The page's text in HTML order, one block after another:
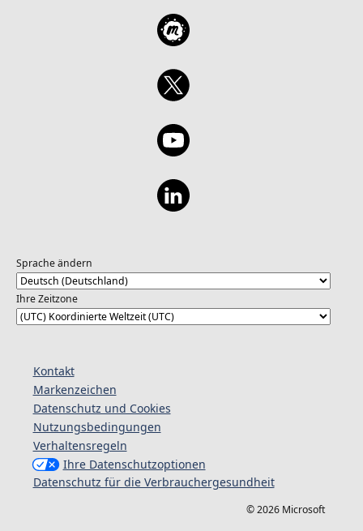
Sprache ändern
Ihre Zeitzone
Kontakt
Markenzeichen
Datenschutz und Cookies
Nutzungsbedingungen
Verhaltensregeln
Ihre Datenschutzoptionen
Datenschutz für die Verbrauchergesundheit
© 2026 Microsoft